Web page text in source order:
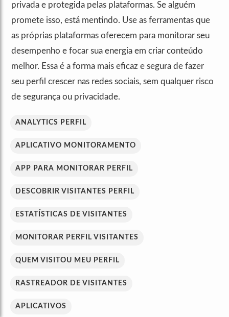
privada e protegida pelas plataformas. Se alguém
promete isso, está mentindo. Use as ferramentas que
as próprias plataformas oferecem para monitorar seu
desempenho e focar sua energia em criar conteúdo
melhor. Essa é a forma mais eficaz e segura de fazer
seu perfil crescer nas redes sociais, sem qualquer risco
de segurança ou privacidade.
ANALYTICS PERFIL
APLICATIVO MONITORAMENTO
APP PARA MONITORAR PERFIL
DESCOBRIR VISITANTES PERFIL
ESTATÍSTICAS DE VISITANTES
MONITORAR PERFIL VISITANTES
QUEM VISITOU MEU PERFIL
RASTREADOR DE VISITANTES
APLICATIVOS